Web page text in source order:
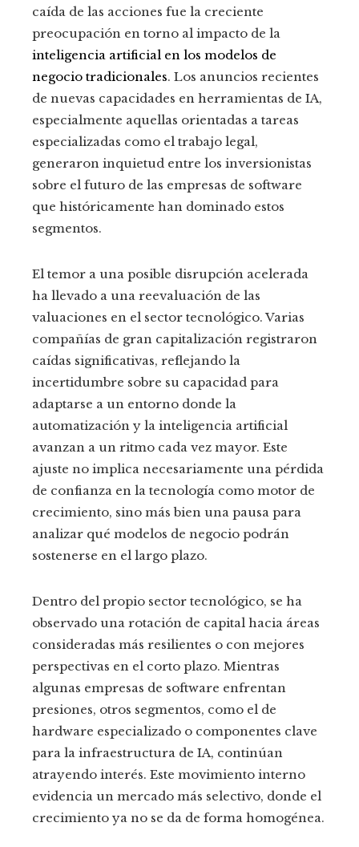
caída de las acciones fue la creciente
preocupación en torno al impacto de la
inteligencia artificial en los modelos de
negocio tradicionales. Los anuncios recientes
de nuevas capacidades en herramientas de IA,
especialmente aquellas orientadas a tareas
especializadas como el trabajo legal,
generaron inquietud entre los inversionistas
sobre el futuro de las empresas de software
que históricamente han dominado estos
segmentos.
El temor a una posible disrupción acelerada
ha llevado a una reevaluación de las
valuaciones en el sector tecnológico. Varias
compañías de gran capitalización registraron
caídas significativas, reflejando la
incertidumbre sobre su capacidad para
adaptarse a un entorno donde la
automatización y la inteligencia artificial
avanzan a un ritmo cada vez mayor. Este
ajuste no implica necesariamente una pérdida
de confianza en la tecnología como motor de
crecimiento, sino más bien una pausa para
analizar qué modelos de negocio podrán
sostenerse en el largo plazo.
Dentro del propio sector tecnológico, se ha
observado una rotación de capital hacia áreas
consideradas más resilientes o con mejores
perspectivas en el corto plazo. Mientras
algunas empresas de software enfrentan
presiones, otros segmentos, como el de
hardware especializado o componentes clave
para la infraestructura de IA, continúan
atrayendo interés. Este movimiento interno
evidencia un mercado más selectivo, donde el
crecimiento ya no se da de forma homogénea.